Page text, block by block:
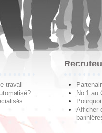
travail
No 1 au
Afficher